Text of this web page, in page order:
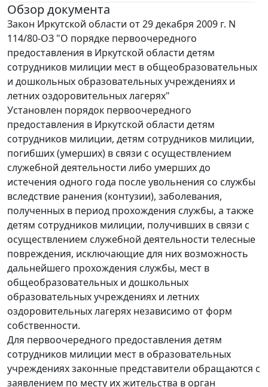
Обзор документа
Закон Иркутской области от 29 декабря 2009 г. N
114/80-ОЗ "О порядке первоочередного
предоставления в Иркутской области детям
сотрудников милиции мест в общеобразовательных
и дошкольных образовательных учреждениях и
летних оздоровительных лагерях"
Установлен порядок первоочередного
предоставления в Иркутской области детям
сотрудников милиции, детям сотрудников милиции,
погибших (умерших) в связи с осуществлением
служебной деятельности либо умерших до
истечения одного года после увольнения со службы
вследствие ранения (контузии), заболевания,
полученных в период прохождения службы, а также
детям сотрудников милиции, получивших в связи с
осуществлением служебной деятельности телесные
повреждения, исключающие для них возможность
дальнейшего прохождения службы, мест в
общеобразовательных и дошкольных
образовательных учреждениях и летних
оздоровительных лагерях независимо от форм
собственности.
Для первоочередного предоставления детям
сотрудников милиции мест в образовательных
учреждениях законные представители обращаются с
заявлением по месту их жительства в орган